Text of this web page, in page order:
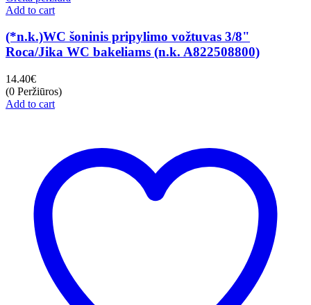
Add to cart
(*n.k.)WC šoninis pripylimo vožtuvas 3/8"
Roca/Jika WC bakeliams (n.k. A822508800)
14.40€
(0 Peržiūros)
Add to cart